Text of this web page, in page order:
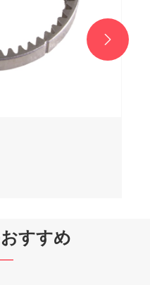

すすめ